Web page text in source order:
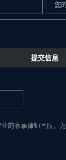
的家事律师团队，